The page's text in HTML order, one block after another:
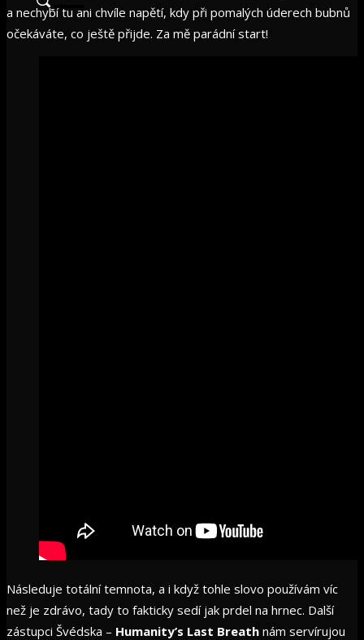
a nechybí tu ani chvíle napětí, kdy při pomalých úderech bubnů
očekáváte, co ještě přijde. Za mě parádní start!
Následuje totální temnota, a i když tohle slovo používám víc
než je zdrávo, tady to fakticky sedí jak prdel na hrnec. Další
zástupci Švédska – Humanity’s Last Breath nám servírujou